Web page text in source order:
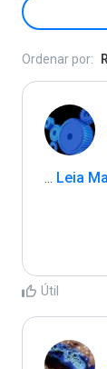
Ordenar por:
... Leia
Útil